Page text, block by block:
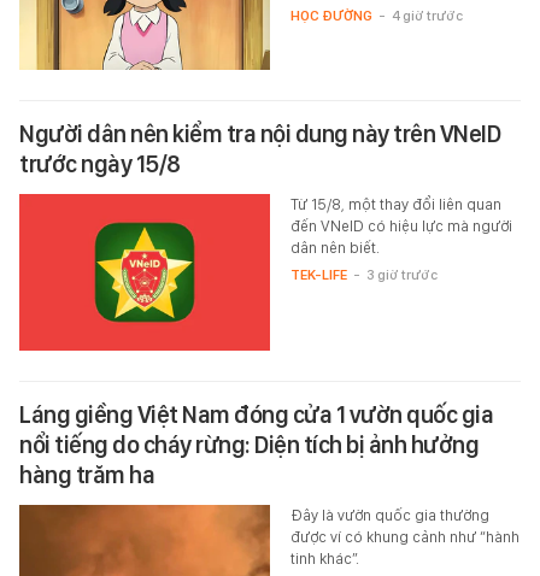
HỌC ĐƯỜNG - 4 giờ trước
Người dân nên kiểm tra nội dung này trên VNeID
trước ngày 15/8
Từ 15/8, một thay đổi liên quan
đến VNeID có hiệu lực mà người
dân nên biết.
TEK-LIFE - 3 giờ trước
Láng giềng Việt Nam đóng cửa 1 vườn quốc gia
nổi tiếng do cháy rừng: Diện tích bị ảnh hưởng
hàng trăm ha
Đây là vườn quốc gia thường
được ví có khung cảnh như “hành
tinh khác”.